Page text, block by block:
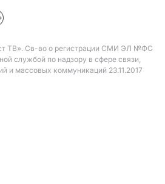
ТВ». Св-во о регистрации СМИ ЭЛ №ФС
службой по надзору в сфере связи,
и массовых коммуникаций 23.11.2017